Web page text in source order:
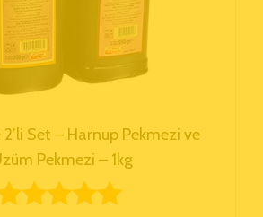
Set – Harnup Pekmezi ve
Pekmezi – 1kg